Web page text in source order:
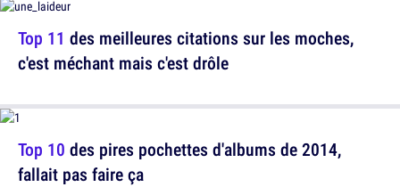
Top 10 des pires pochettes d'albums de 2014,
fallait pas faire ça
Top 11 des meilleures citations sur les moches,
c'est méchant mais c'est drôle